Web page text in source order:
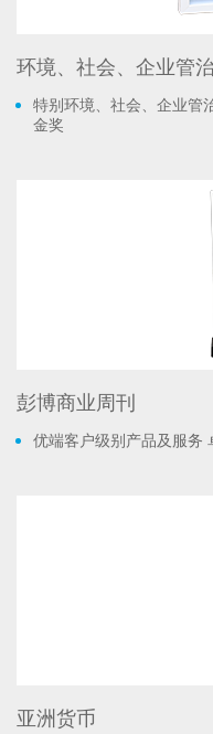
环境、社会、企业管
特别环境、社会、企业管
金奖
彭博商业周刊
优端客户级别产品及服务
亚洲货币